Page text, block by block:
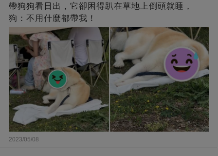
帶狗狗看日出，它卻困得趴在草地上倒頭就睡，
狗：不用什麼都帶我！
2023/05/08